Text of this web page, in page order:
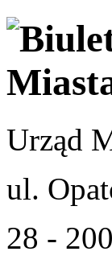
Urząd
ul.
28 -